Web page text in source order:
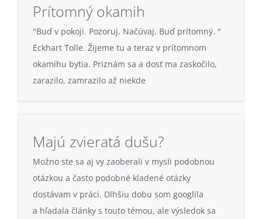
Prítomný okamih
"Buď v pokoji. Pozoruj. Načúvaj. Buď prítomný. "
Eckhart Tolle. Žijeme tu a teraz v prítomnom
okamihu bytia. Priznám sa a dosť ma zaskočilo,
zarazilo, zamrazilo až niekde
Majú zvieratá dušu?
Možno ste sa aj vy zaoberali v mysli podobnou
otázkou a často podobné kladené otázky
dostávam v práci. Dlhšiu dobu som googlila
a hľadala články s touto témou, ale výsledok sa